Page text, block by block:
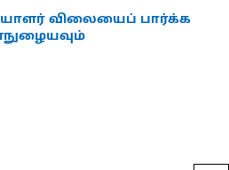
விலையைப் பார்க்க